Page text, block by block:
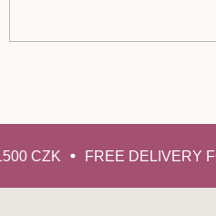
CZK FREE DELIVERY